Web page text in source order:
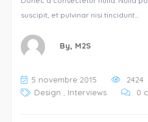
suscipit, et pulvinar nisi tincidunt…
By, M2S
5 novembre 2015
2424
Design
Interviews 0